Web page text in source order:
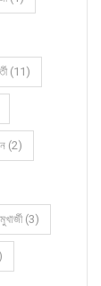
(11)
(2)
(3)